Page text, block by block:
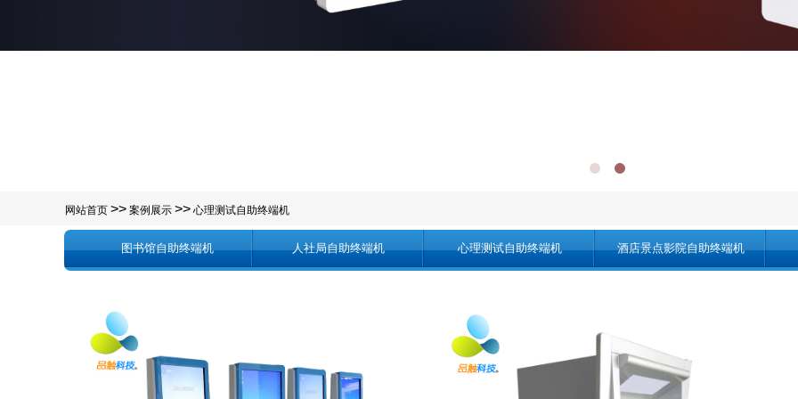
网站首页 >> 案例展示 >> 心理测试自助终端机
图书馆自助终端机 人社局自助终端机 心理测试自助终端机 酒店景点影院自助终端机